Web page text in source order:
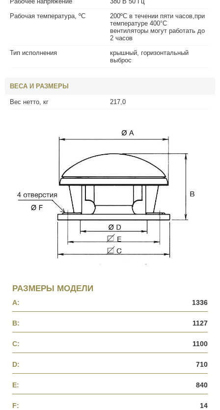
Рабочая температура, ºС
200ºС в течении пяти часов,при
температуре 400°С
вентиляторы могут работать до
2 часов
Тип исполнения
крышный, горизонтальный
выброс
ВЕСА И РАЗМЕРЫ
Вес нетто, кг 217,0
РАЗМЕРЫ МОДЕЛИ
A: 1336
B: 1127
C: 1100
D: 710
E: 840
F: 14